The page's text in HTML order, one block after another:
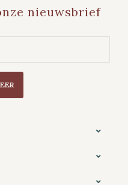
nieuwsbrief